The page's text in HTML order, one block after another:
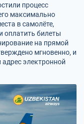
процесс
максимально
в самолёте,
оплатить билеты
на прямой
мгновенно, и
электронной